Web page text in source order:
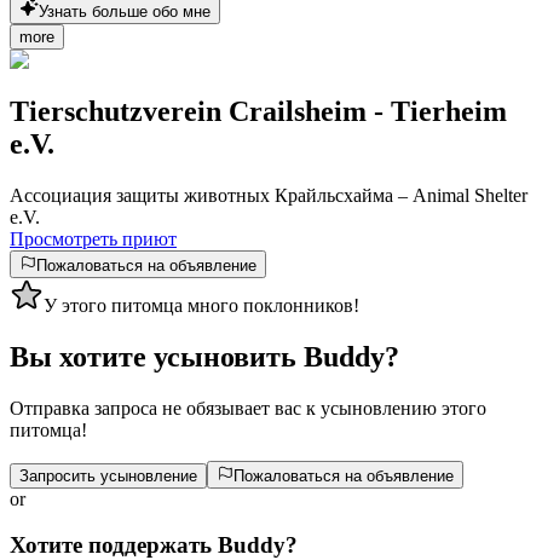
Узнать больше обо мне
more
Tierschutzverein Crailsheim - Tierheim
e.V.
Ассоциация защиты животных Крайльсхайма – Animal Shelter
e.V.
Просмотреть приют
Пожаловаться на объявление
У этого питомца много поклонников!
Вы хотите усыновить Buddy?
Отправка запроса не обязывает вас к усыновлению этого
питомца!
Запросить усыновление Пожаловаться на объявление
or
Хотите поддержать Buddy?